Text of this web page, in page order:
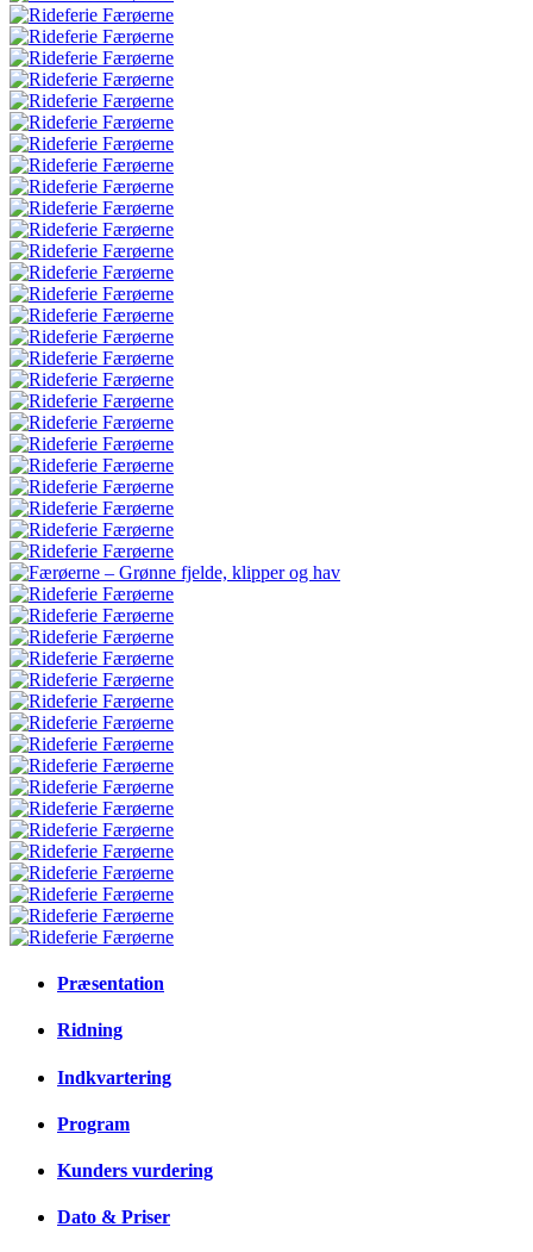
Præsentation
Ridning
Indkvartering
Program
Kunders vurdering
Dato & Priser